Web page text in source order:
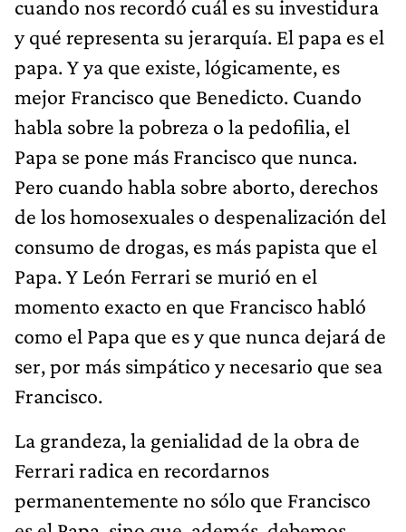
cuando nos recordó cuál es su investidura
y qué representa su jerarquía. El papa es el
papa. Y ya que existe, lógicamente, es
mejor Francisco que Benedicto. Cuando
habla sobre la pobreza o la pedofilia, el
Papa se pone más Francisco que nunca.
Pero cuando habla sobre aborto, derechos
de los homosexuales o despenalización del
consumo de drogas, es más papista que el
Papa. Y León Ferrari se murió en el
momento exacto en que Francisco habló
como el Papa que es y que nunca dejará de
ser, por más simpático y necesario que sea
Francisco.
La grandeza, la genialidad de la obra de
Ferrari radica en recordarnos
permanentemente no sólo que Francisco